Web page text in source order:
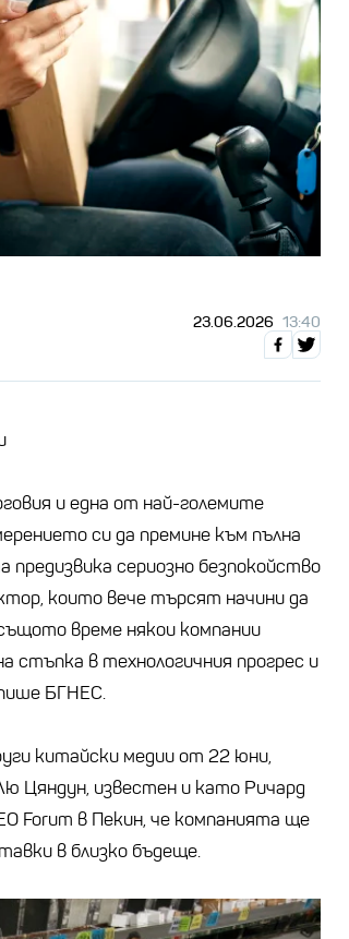
23.06.2026 13:40
и една от най-големите
си да премине към пълна
сериозно безпокойство
които вече търсят начини да
време някои компании
в технологичния прогрес и
БГНЕС.
китайски медии от 22 юни,
Цяндун, известен и като Ричард
Forum в Пекин, че компанията ще
в близко бъдеще.